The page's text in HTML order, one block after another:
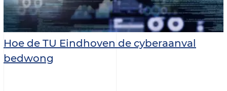
Hoe de TU Eindhoven de cyberaanval
bedwong